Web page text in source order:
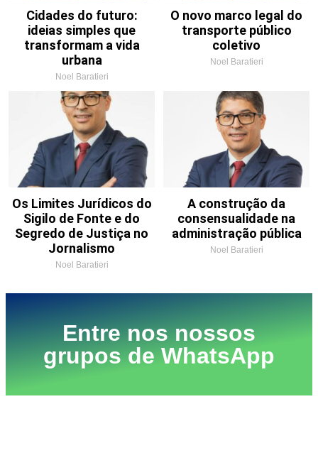
Cidades do futuro:
ideias simples que
transformam a vida
urbana
Noel Baratieri
O novo marco legal do
transporte público
coletivo
Noel Baratieri
Os Limites Jurídicos do
Sigilo de Fonte e do
Segredo de Justiça no
Jornalismo
Noel Baratieri
A construção da
consensualidade na
administração pública
Noel Baratieri
Entre nos nossos
grupos de WhatsApp